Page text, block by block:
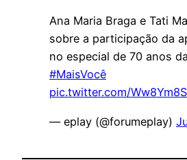
Ana Maria Braga e Tati
sobre a participação da
no especial de 70 anos
#MaisVocê
pic.twitter.com/
— eplay (@forumeplay)